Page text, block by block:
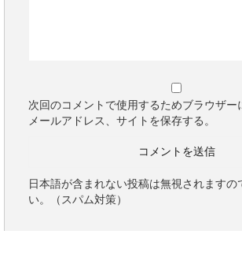
次回のコメントで使用するためブラウザー
メールアドレス、サイトを保存する。
日本語が含まれない投稿は無視されますの
い。（スパム対策）